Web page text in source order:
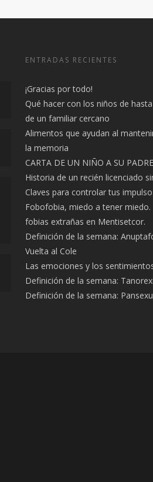
ENTRADAS RECIENTES
¡Gracias por todo!
Qué hacer con los niños de
de un familiar cercano
Alimentos que ayudan al
la memoria
CARTA DE UN NIÑO A SU PADRE
Historia de un recién licenciado
Claves para controlar tus
Fobofobia, miedo a tener
fobias extrañas en Mentisetcor.
Definición de la semana:
Vuelta al Cole
Las emociones y los
Definición de la semana:
Definición de la semana: